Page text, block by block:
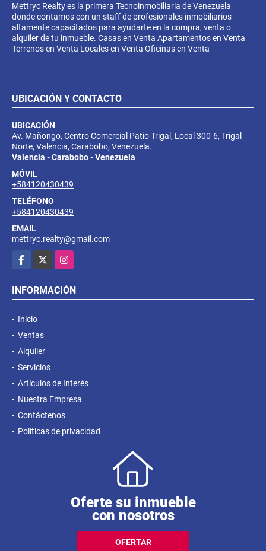
Mettryc Realty es la primera Tecnoinmobiliaria de Venezuela
donde contamos con un staff de profesionales inmobiliarios
altamente capacitados para ayudarte en la compra, venta o
alquiler de tu inmueble. Casas en Venta Apartamentos en Venta
Terrenos en Venta Locales en Venta Oficinas en Venta
UBICACIÓN Y CONTACTO
UBICACIÓN
Av. Mañongo, Centro Comercial Patio Trigal, Local 300-6, Trigal
Norte, Valencia, Carabobo, Venezuela.
Valencia - Carabobo - Venezuela
MÓVIL
+584120430439
TELÉFONO
+584120430439
EMAIL
mettryc.realty@gmail.com
Facebook
Instagram
INFORMACIÓN
Inicio
Ventas
Alquiler
Servicios
Artículos de Interés
Nuestra Empresa
Contáctenos
Políticas de privacidad
Oferte su inmueble
con nosotros
OFERTAR